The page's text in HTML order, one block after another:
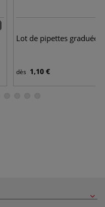
Lot de pipettes graduées
dès 1,10 €